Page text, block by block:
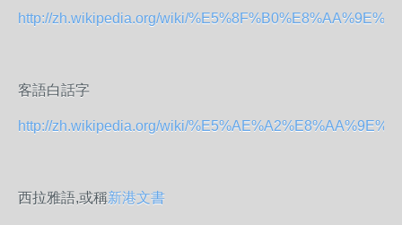
http://zh.wikipedia.org/wiki/
客語白話字
http://zh.wikipedia.org/wiki/
西拉雅語,或稱新港文書